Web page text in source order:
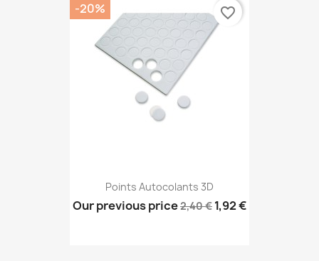
Points Autocolants 3D
Our previous price2,40 € 1,92 €
-20% favorite_border